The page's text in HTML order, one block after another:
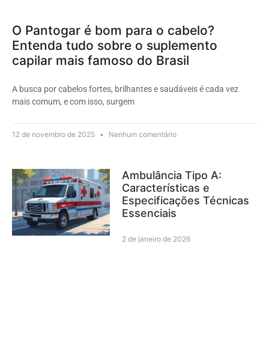
O Pantogar é bom para o cabelo?
Entenda tudo sobre o suplemento
capilar mais famoso do Brasil
A busca por cabelos fortes, brilhantes e saudáveis é cada vez
mais comum, e com isso, surgem
12 de novembro de 2025 Nenhum comentário
Ambulância Tipo A:
Características e
Especificações Técnicas
Essenciais
2 de janeiro de 2026